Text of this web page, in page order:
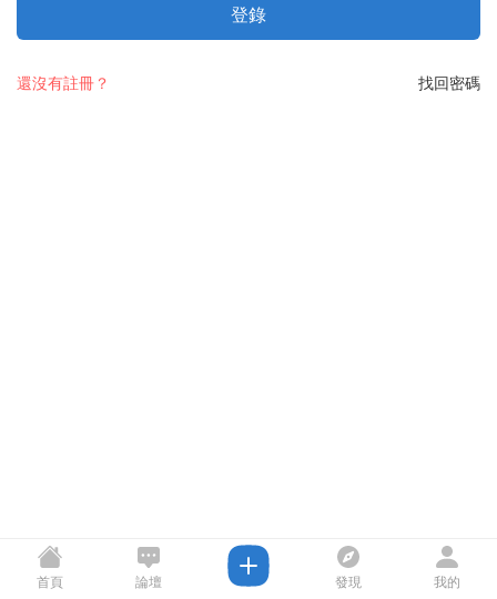
登錄
找回密碼
還沒有註冊？
首頁 論壇 發現 我的